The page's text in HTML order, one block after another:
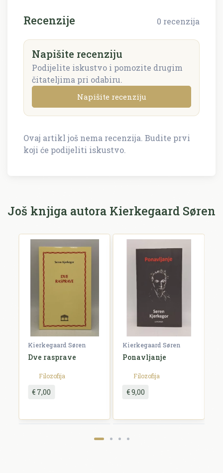
Recenzije 0 recenzija
Napišite recenziju
Podijelite iskustvo i pomozite drugim
čitateljima pri odabiru.
Napišite recenziju
Napišite recenziju
E-mail se ne prikazuje javno.
Ocjena *
Komentar *
Ovaj artikl još nema recenzija. Budite prvi
koji će podijeliti iskustvo.
Još knjiga autora Kierkegaard Søren
Kierkegaard Søren
Dve rasprave
Filozofija
€ 7,00
Kierkegaard Søren
Ponavljanje
Filozofija
€ 9,00